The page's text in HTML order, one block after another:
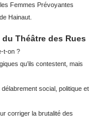
Femmes Prévoyantes
Hainaut.
Théâtre des Rues
t-on ?
qu’ils contestent, mais
délabrement social, politique et
corriger la brutalité des